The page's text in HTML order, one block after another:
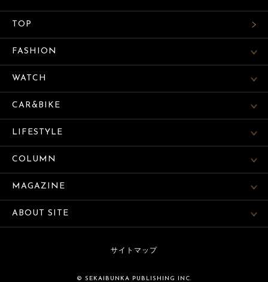
TOP
FASHION
WATCH
CAR&BIKE
LIFESTYLE
COLUMN
MAGAZINE
ABOUT SITE
サイトマップ
© SEKAIBUNKA PUBLISHING INC.